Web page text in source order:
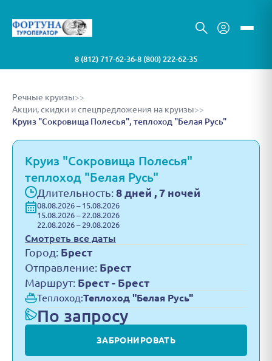
8 (812) 717-62-36•8 (800) 222-62-35
Речные круизы>>
Акции, скидки и спецпредложения на круизы>>
Круиз "Сокровища Полесья", теплоход "Белая Русь"
Круиз "Сокровища Полесья"
теплоход "Белая Русь"
Длительность: 8 дней , 7 ночей
08.08.2026 – 15.08.2026
15.08.2026 – 22.08.2026
22.08.2026 – 29.08.2026
Смотреть все даты
Город: Брест
Отправление: Брест
Маршрут: Брест - Брест
Теплоход:Теплоход "Белая Русь"
По запросу
ЗАБРОНИРОВАТЬ